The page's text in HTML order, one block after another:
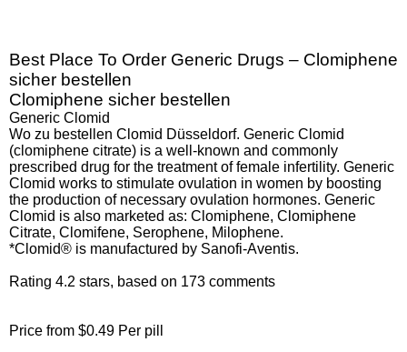
Best Place To Order Generic Drugs – Clomiphene
sicher bestellen
Clomiphene sicher bestellen
Generic Clomid
Wo zu bestellen Clomid Düsseldorf. Generic Clomid
(clomiphene citrate) is a well-known and commonly
prescribed drug for the treatment of female infertility. Generic
Clomid works to stimulate ovulation in women by boosting
the production of necessary ovulation hormones. Generic
Clomid is also marketed as: Clomiphene, Clomiphene
Citrate, Clomifene, Serophene, Milophene.
*Clomid® is manufactured by Sanofi-Aventis.
Rating 4.2 stars, based on 173 comments
Price from $0.49 Per pill